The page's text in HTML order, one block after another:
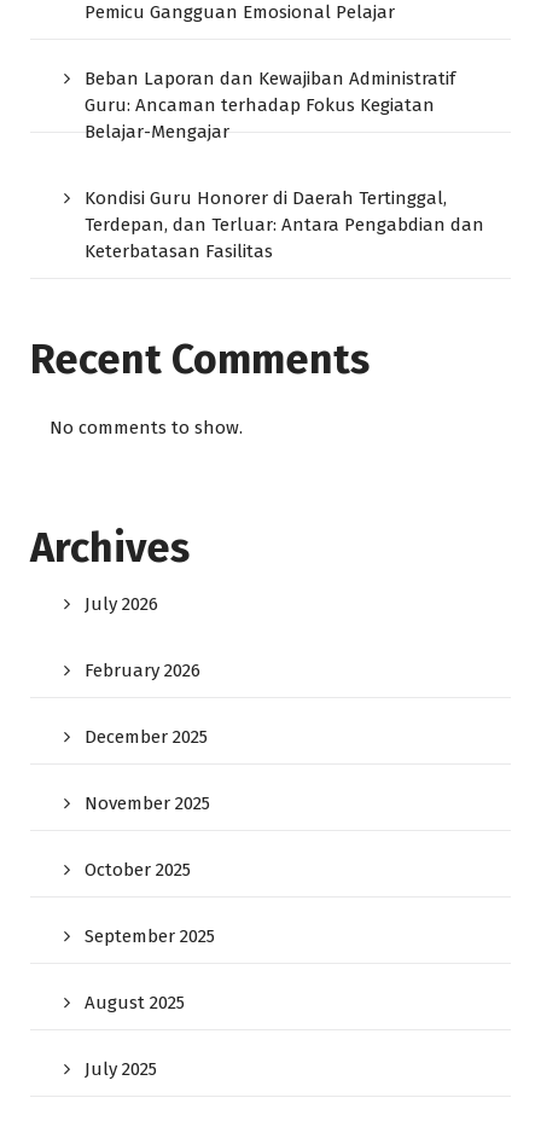
Pemicu Gangguan Emosional Pelajar
Beban Laporan dan Kewajiban Administratif
Guru: Ancaman terhadap Fokus Kegiatan
Belajar-Mengajar
Kondisi Guru Honorer di Daerah Tertinggal,
Terdepan, dan Terluar: Antara Pengabdian dan
Keterbatasan Fasilitas
Recent Comments
No comments to show.
Archives
July 2026
February 2026
December 2025
November 2025
October 2025
September 2025
August 2025
July 2025